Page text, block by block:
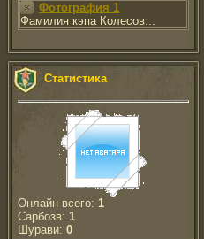
Фотография 1
Фамилия кэпа Колесов...
Статистика
Онлайн всего: 1
Сарбозв: 1
Шурави: 0